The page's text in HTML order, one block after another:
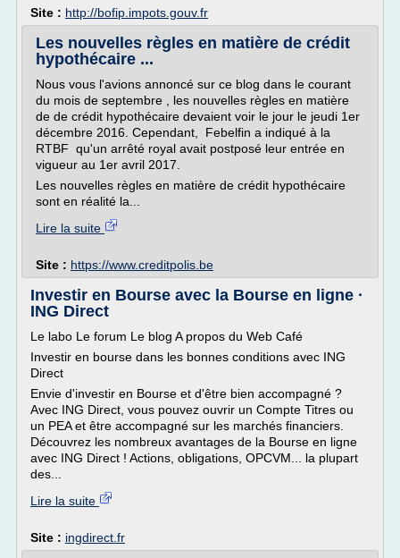
Site : http://bofip.impots.gouv.fr
Les nouvelles règles en matière de crédit
hypothécaire ...
Nous vous l'avions annoncé sur ce blog dans le courant
du mois de septembre , les nouvelles règles en matière
de de crédit hypothécaire devaient voir le jour le jeudi 1er
décembre 2016. Cependant, Febelfin a indiqué à la
RTBF qu'un arrêté royal avait postposé leur entrée en
vigueur au 1er avril 2017.
Les nouvelles règles en matière de crédit hypothécaire
sont en réalité la...
Lire la suite
Site : https://www.creditpolis.be
Investir en Bourse avec la Bourse en ligne ·
ING Direct
Le labo Le forum Le blog A propos du Web Café
Investir en bourse dans les bonnes conditions avec ING
Direct
Envie d'investir en Bourse et d'être bien accompagné ?
Avec ING Direct, vous pouvez ouvrir un Compte Titres ou
un PEA et être accompagné sur les marchés financiers.
Découvrez les nombreux avantages de la Bourse en ligne
avec ING Direct ! Actions, obligations, OPCVM... la plupart
des...
Lire la suite
Site : ingdirect.fr